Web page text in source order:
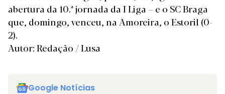
abertura da 10.ª jornada da I Liga – e o SC Braga
que, domingo, venceu, na Amoreira, o Estoril (0-
2).
Autor: Redação / Lusa
Google Notícias